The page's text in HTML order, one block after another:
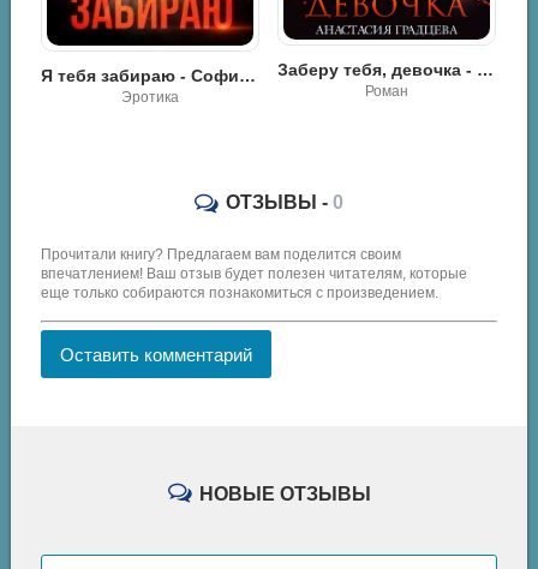
Я тебя забираю - Софи Росс
Эротика
Заберу тебя, девочка - Анастасия Градцева
Роман
ОТЗЫВЫ - 0
Прочитали книгу? Предлагаем вам поделится своим
впечатлением! Ваш отзыв будет полезен читателям, которые
еще только собираются познакомиться с произведением.
Оставить комментарий
НОВЫЕ ОТЗЫВЫ